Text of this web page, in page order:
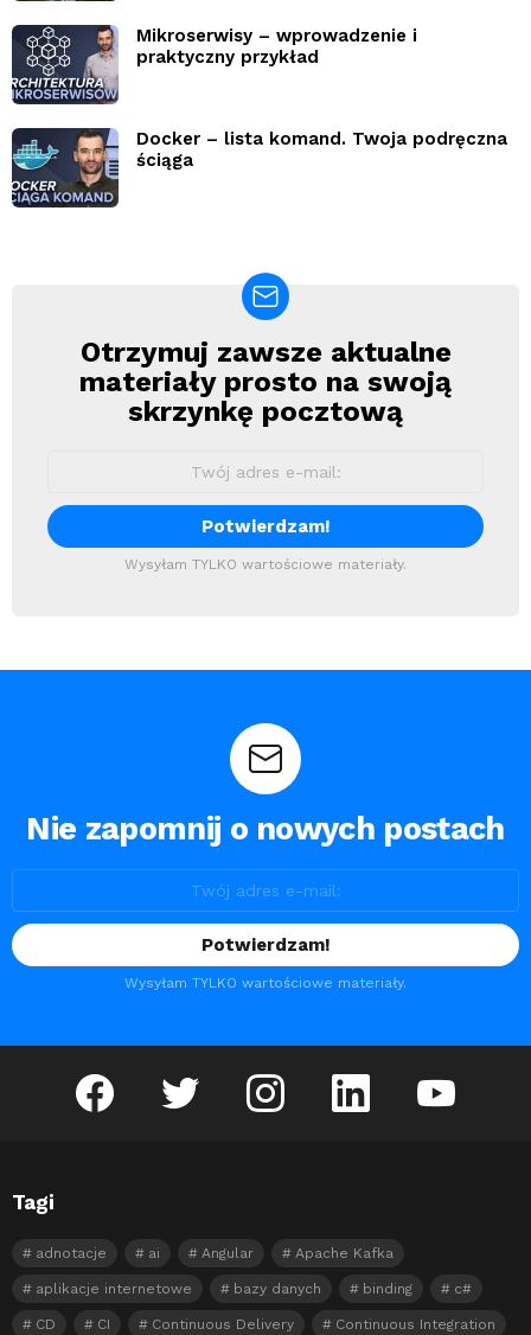
Mikroserwisy – wprowadzenie i
praktyczny przykład
Docker – lista komand. Twoja podręczna
ściąga
Newsletter
Otrzymuj zawsze aktualne
materiały prosto na swoją
skrzynkę pocztową
Wysyłam TYLKO wartościowe materiały.
Nie zapomnij o nowych postach
Wysyłam TYLKO wartościowe materiały.
facebook twitter instagram linkedin youtube
Tagi
adnotacje ai Angular Apache Kafka
aplikacje internetowe bazy danych binding c#
CD CI Continuous Delivery Continuous Integration